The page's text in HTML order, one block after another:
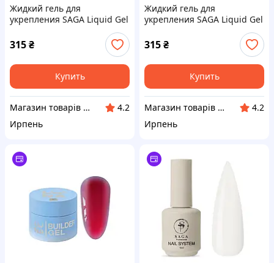
Жидкий гель для
укрепления SAGA Liquid Gel
315₴
Купить
Магазин товарів для манікюру “Nigtyky”
4.2
Ирпень
Жидкий гель для
укрепления SAGA Liquid Gel
315₴
Купить
Магазин товарів для манікюру “Nigtyky”
4.2
Ирпень